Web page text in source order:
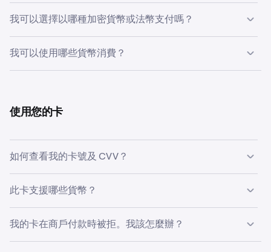
Krak 目前並不會就自動櫃員機提款收取手續費。自動櫃員
機營運商可能收取第三方手續費，通常會於提款前顯示。
我可以選擇以哪種加密貨幣或法幣支付嗎？
是。您可於應用程式內設定消費順序，透過拖放將各種貨幣
排列為您想要的次序，並可封鎖您不希望動用的貨幣。
我可以使用哪些貨幣消費？
使用」。您亦可持有及使用法幣餘額進行消費。
使用您的卡
如何查看我的卡號及 CVV？
為保障安全，完整的卡號及 CVV 只可於 Krak app 內查看。
如需查看詳情，請開啟 Krak → 點選卡片圖像 → 查看詳情。
您的 Krak Account 與 Kraken 使用相同的登入資料。
此卡支援哪些貨幣？
您的卡於交易時可支援 600 多種法幣或加密貨幣，單次交
易更可涵蓋 100 多種不同貨幣。於付款時，我們會按需要
無縫將您的資產兌換為所在地區的貨幣：GBP（英國）、
我的卡在商戶付款時被拒。我該怎麼辦？